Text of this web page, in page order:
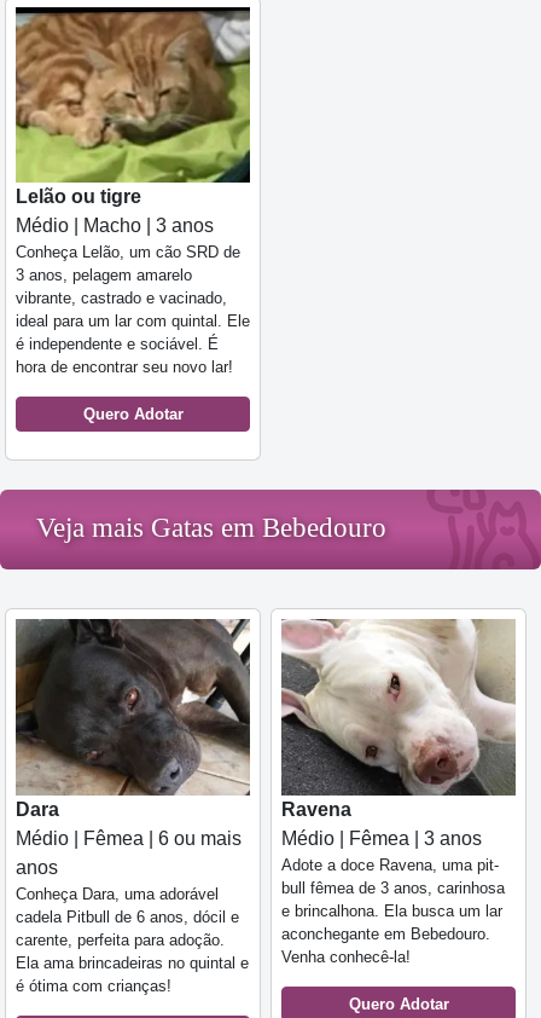
Lelão ou tigre
Médio | Macho | 3 anos
Conheça Lelão, um cão SRD de
3 anos, pelagem amarelo
vibrante, castrado e vacinado,
ideal para um lar com quintal. Ele
é independente e sociável. É
hora de encontrar seu novo lar!
Quero Adotar
Veja mais Gatas em Bebedouro
Dara
Médio | Fêmea | 6 ou mais
anos
Conheça Dara, uma adorável
cadela Pitbull de 6 anos, dócil e
carente, perfeita para adoção.
Ela ama brincadeiras no quintal e
é ótima com crianças!
Ravena
Médio | Fêmea | 3 anos
Adote a doce Ravena, uma pit-
bull fêmea de 3 anos, carinhosa
e brincalhona. Ela busca um lar
aconchegante em Bebedouro.
Venha conhecê-la!
Quero Adotar